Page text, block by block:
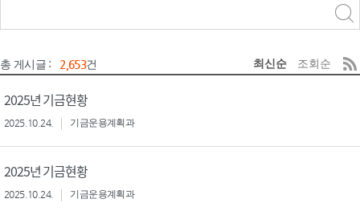
총 게시글 : 2,653건 최신순 조회순
2025년 기금현황
2025.10.24. 기금운용계획과
2025년 기금현황
2025.10.24. 기금운용계획과